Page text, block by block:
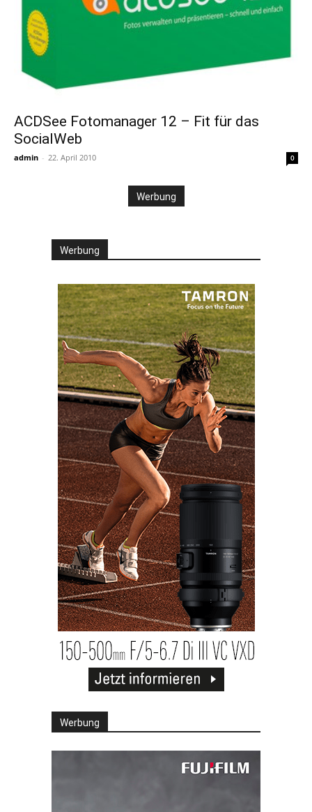
ACDSee Fotomanager 12 – Fit für das
SocialWeb
admin - 22. April 2010 0
Werbung
Werbung
Werbung